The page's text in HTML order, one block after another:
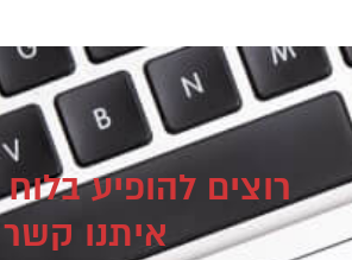
רוצים להופיע
איתנו קשר